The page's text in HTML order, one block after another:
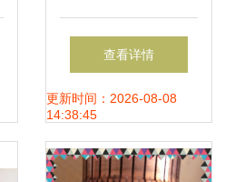
品图片 优质内衬海
绵厂家
查看详情
更新时间：2026-08-08
14:38:45